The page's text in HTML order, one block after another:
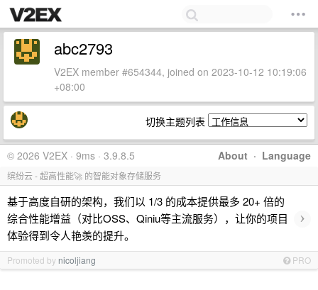
abc2793
V2EX member #654344, joined on 2023-10-12 10:19:06
+08:00
切换主题列表
About · Language
© 2026 V2EX · 9ms · 3.9.8.5
缤纷云 - 超高性能🚀 的智能对象存储服务
基于高度自研的架构，我们以 1/3 的成本提供最多 20+ 倍的
综合性能增益（对比OSS、Qiniu等主流服务），让你的项目
体验得到令人艳羡的提升。
›
Promoted by nicoljiang PRO